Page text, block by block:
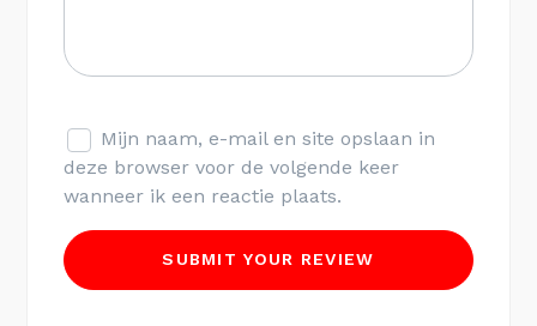
Mijn naam, e-mail en site opslaan in
deze browser voor de volgende keer
wanneer ik een reactie plaats.